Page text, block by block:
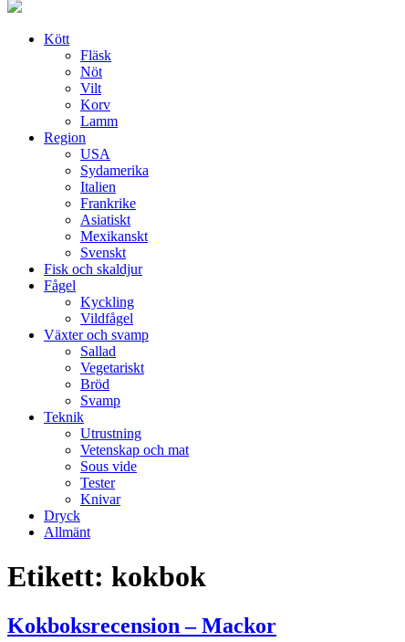
Kött
Fläsk
Nöt
Vilt
Korv
Lamm
Region
USA
Sydamerika
Italien
Frankrike
Asiatiskt
Mexikanskt
Svenskt
Fisk och skaldjur
Fågel
Kyckling
Vildfågel
Växter och svamp
Sallad
Vegetariskt
Bröd
Svamp
Teknik
Utrustning
Vetenskap och mat
Sous vide
Tester
Knivar
Dryck
Allmänt
Etikett: kokbok
Kokboksrecension – Mackor